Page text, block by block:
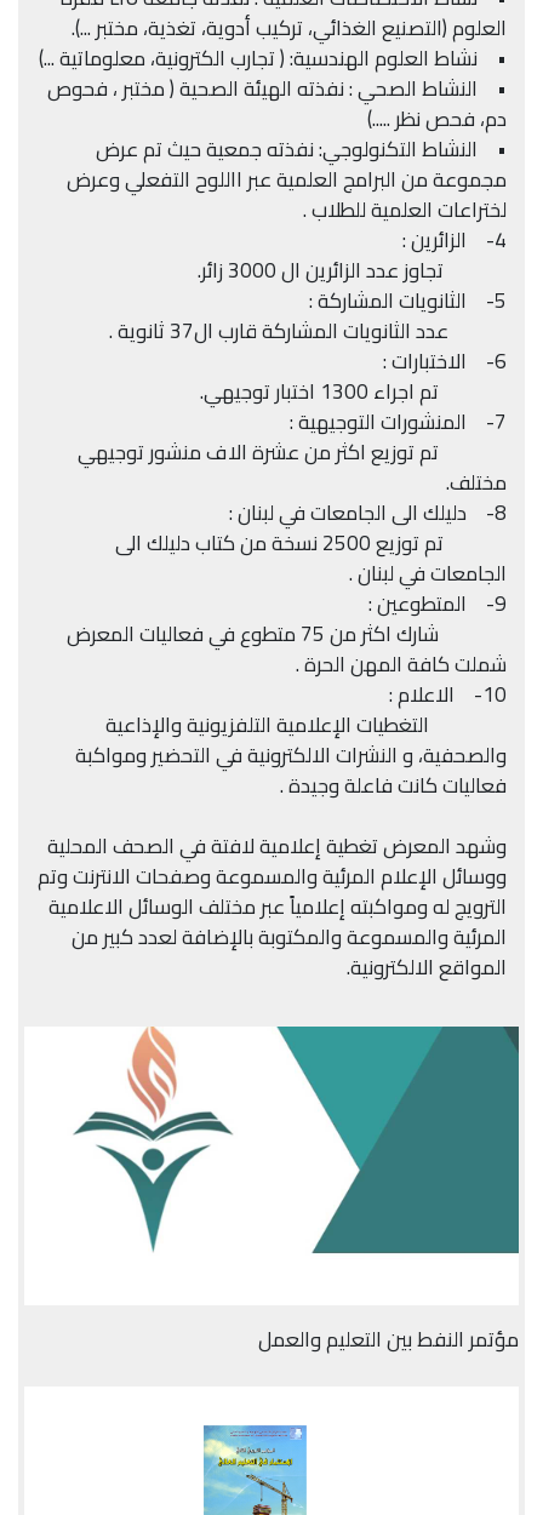
العلوم (التصنيع الغذائي، تركيب أدوية، تغذية، مختبر ...).
• نشاط العلوم الهندسية: ( تجارب الكترونية، معلوماتية ...)
• النشاط الصحي : نفذته الهيئة الصحية ( مختبر ، فحوص
دم، فحص نظر .....)
• النشاط التكنولوجي: نفذته جمعية حيث تم عرض
مجموعة من البرامج العلمية عبر االلوح التفعلي وعرض
لختراعات العلمية للطلاب .
4- الزائرين :
تجاوز عدد الزائرين ال 3000 زائر.
5- الثانويات المشاركة :
عدد الثانويات المشاركة قارب ال37 ثانوية .
6- الاختبارات :
تم اجراء 1300 اختبار توجيهي.
7- المنشورات التوجيهية :
تم توزيع اكثر من عشرة الاف منشور توجيهي
مختلف.
8- دليلك الى الجامعات في لبنان :
تم توزيع 2500 نسخة من كتاب دليلك الى
الجامعات في لبنان .
9- المتطوعين :
شارك اكثر من 75 متطوع في فعاليات المعرض
شملت كافة المهن الحرة .
10- الاعلام :
التغطيات الإعلامية التلفزيونية والإذاعية
والصحفية، و النشرات الالكترونية في التحضير ومواكبة
فعاليات كانت فاعلة وجيدة .
وشهد المعرض تغطية إعلامية لافتة في الصحف المحلية
ووسائل الإعلام المرئية والمسموعة وصفحات الانترنت وتم
الترويج له ومواكبته إعلامياً عبر مختلف الوسائل الاعلامية
المرئية والمسموعة والمكتوبة بالإضافة لعدد كبير من
المواقع الالكترونية.
مؤتمر النفط بين التعليم والعمل